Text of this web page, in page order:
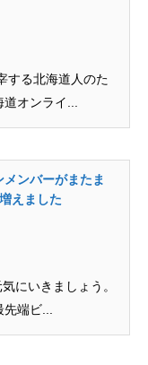
ニティ【北海道オ
する北海道人のた
オンライ...
ンバーがまたま
えました
にいきましょう。
端ビ...